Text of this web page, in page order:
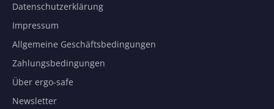
Datenschutzerklärung
Impressum
Allgemeine Geschäftsbedingungen
Zahlungsbedingungen
Über ergo-safe
Newsletter